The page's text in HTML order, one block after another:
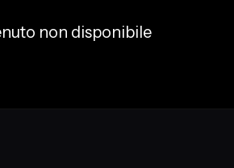
non disponibile